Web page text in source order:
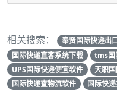
相关搜索： 奉贤国际快递出
国际快递直客系统下载
tms国
UPS国际快递便宜软件
天职
国际快递查物流软件
国际快